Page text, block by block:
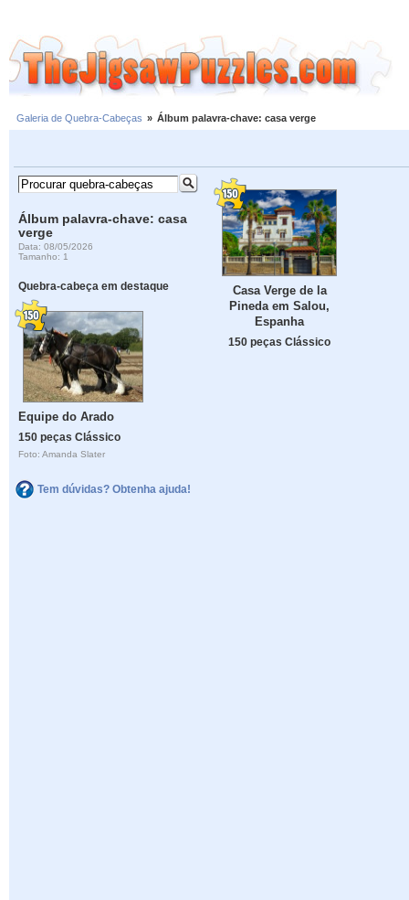
Galeria de Quebra-Cabeças » Álbum palavra-chave: casa verge
Álbum palavra-chave: casa
verge
Data: 08/05/2026
Tamanho: 1
Quebra-cabeça em destaque
Equipe do Arado
150 peças Clássico
Foto: Amanda Slater
Tem dúvidas? Obtenha ajuda!
Casa Verge de la
Pineda em Salou,
Espanha
150 peças Clássico